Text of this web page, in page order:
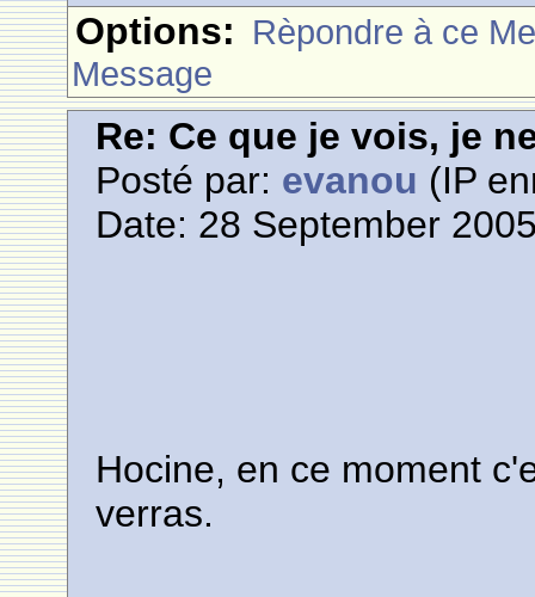
Options: Rèpondre à ce
Message
Re: Ce que je vois, je
Posté par: evanou (IP
Date: 28 September
Hocine, en ce moment
verras.